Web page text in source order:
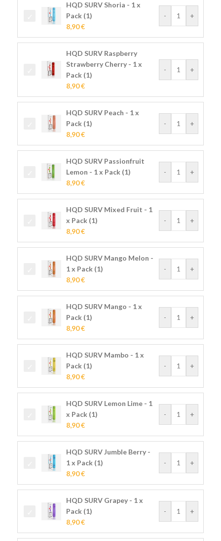
HQD SURV Shoria - 1 x
Pack (1)
8,90€
- +
HQD SURV Raspberry
Strawberry Cherry - 1 x
Pack (1)
8,90€
- +
HQD SURV Peach - 1 x
Pack (1)
8,90€
- +
HQD SURV Passionfruit
Lemon - 1 x Pack (1)
8,90€
- +
HQD SURV Mixed Fruit - 1
x Pack (1)
8,90€
- +
HQD SURV Mango Melon -
1 x Pack (1)
8,90€
- +
HQD SURV Mango - 1 x
Pack (1)
8,90€
- +
HQD SURV Mambo - 1 x
Pack (1)
8,90€
- +
HQD SURV Lemon Lime - 1
x Pack (1)
8,90€
- +
HQD SURV Jumble Berry -
1 x Pack (1)
8,90€
- +
HQD SURV Grapey - 1 x
Pack (1)
8,90€
- +